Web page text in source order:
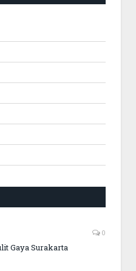
0
Gaya Surakarta